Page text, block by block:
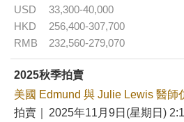
USD
33,300-40,000
HKD
256,400-307,700
RMB
232,560-279,070
2025秋季拍賣
美國 Edmund 與 Julie Lewis 醫師
拍賣｜
2025年11月9日(星期日)